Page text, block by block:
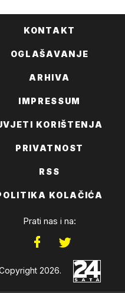
KONTAKT
OGLAŠAVANJE
ARHIVA
IMPRESSUM
KORIŠTENJA
PRIVATNOST
RSS
KOLAČIĆA
Prati nas i na:
2026.